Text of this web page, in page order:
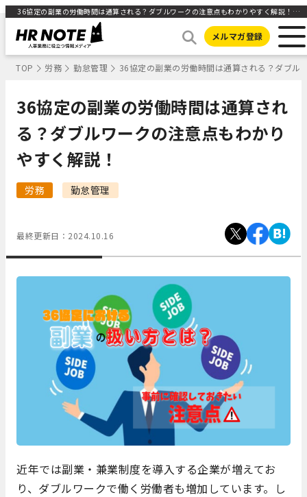
36協定の副業の労働時間は通算される？ダブルワークの注意点もわかりやすく解説！ ｜HR NOTE
メルマガ登録
TOP 労務 勤怠管理 36協定の副業の労働時間は通算される？ダブル
36協定の副業の労働時間は通算され
る？ダブルワークの注意点もわかり
やすく解説！
労務 勤怠管理
最終更新日： 2024.10.16
近年では副業・兼業制度を導入する企業が増えてお
り、ダブルワークで働く労働者も増加しています。し